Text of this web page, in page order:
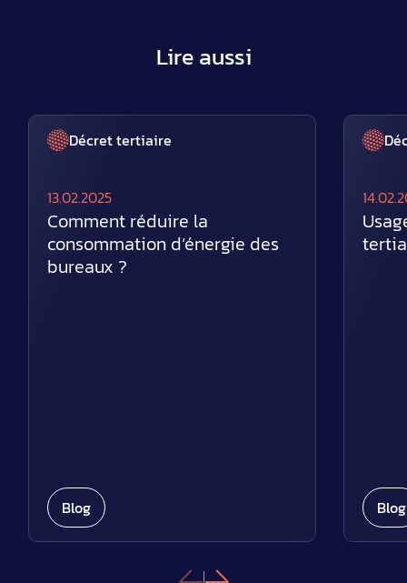
Lire aussi
Décret tertiaire
13.02.2025
Comment réduire la
consommation d’énergie des
bureaux ?
Blog Blog